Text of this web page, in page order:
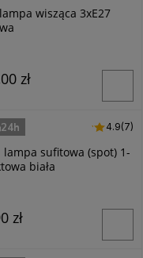
wisząca 3xE27
zł
lampa sufitowa (spot) 1-
biała
4.9 (7)
4.9(7)
zł
24h